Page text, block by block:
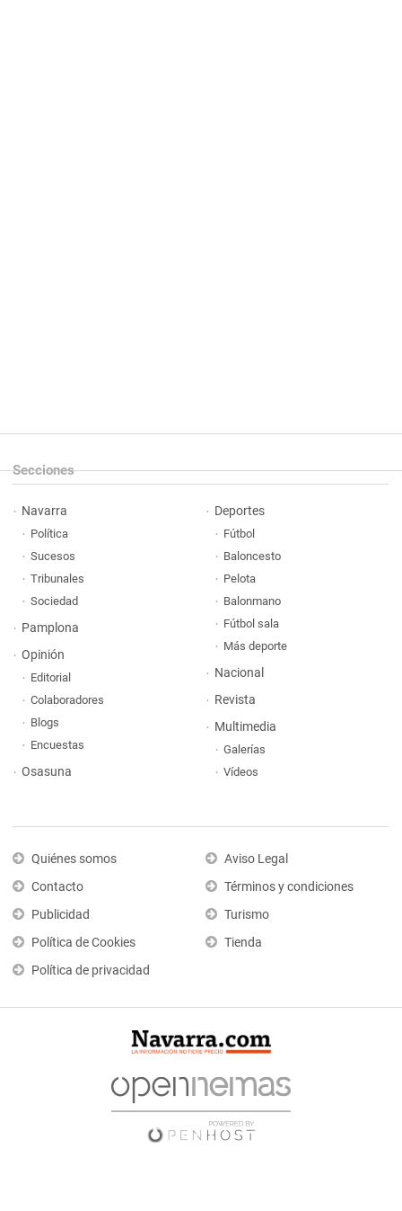
Secciones
Navarra
Política
Sucesos
Tribunales
Sociedad
Pamplona
Opinión
Editorial
Colaboradores
Blogs
Encuestas
Osasuna
Deportes
Fútbol
Baloncesto
Pelota
Balonmano
Fútbol sala
Más deporte
Nacional
Revista
Multimedia
Galerías
Vídeos
Quiénes somos
Contacto
Publicidad
Política de Cookies
Política de privacidad
Aviso Legal
Términos y condiciones
Turismo
Tienda